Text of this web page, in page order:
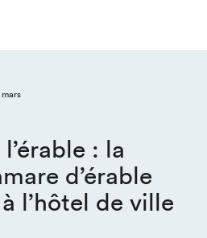
mars
: la
d’érable
l’hôtel de ville